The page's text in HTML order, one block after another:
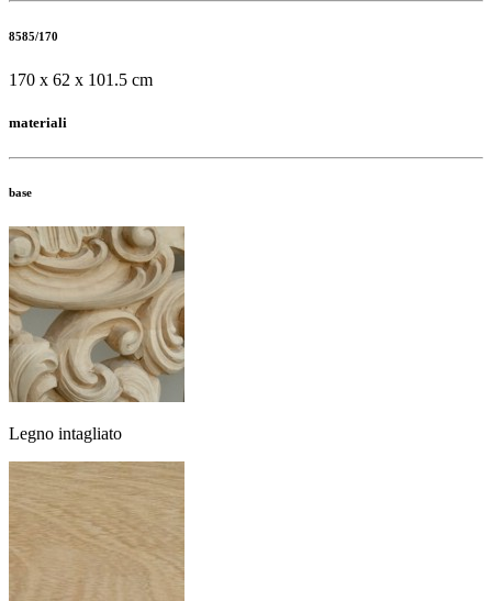
8585/170
170 x 62 x 101.5 cm
materiali
base
Legno intagliato